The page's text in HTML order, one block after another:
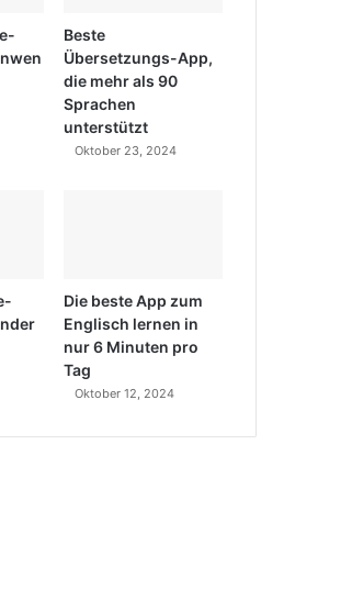
Beste
Übersetzungs-App,
die mehr als 90
Sprachen
unterstützt
Oktober 23, 2024
Die beste App zum
Englisch lernen in
nur 6 Minuten pro
Tag
Oktober 12, 2024